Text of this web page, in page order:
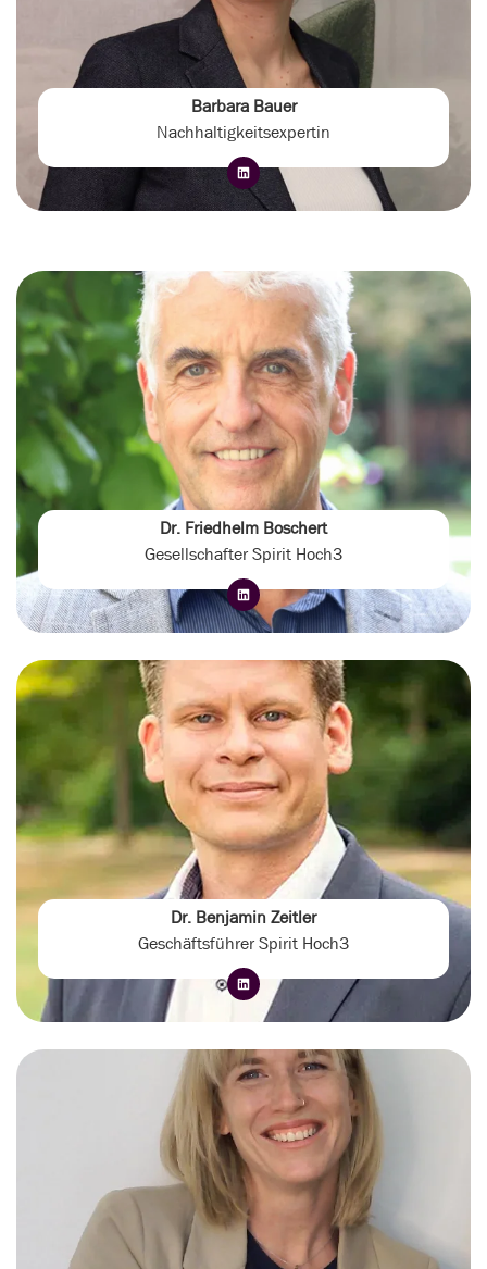
Barbara Bauer
Nachhaltigkeitsexpertin
Dr. Friedhelm Boschert
Gesellschafter Spirit Hoch3
Dr. Benjamin Zeitler
Geschäftsführer Spirit Hoch3